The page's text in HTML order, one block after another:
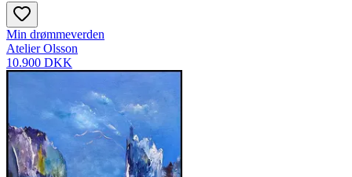
Min drømmeverden
Atelier Olsson
10.900 DKK